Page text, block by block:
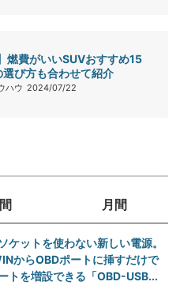
燃費がいいSUVおすすめ15
選び方も合わせて紹介
ハウ 2024/07/22
月間
ケットを使わない新しい電源。
からOBDポートに挿すだけで
トを増設できる「OBD-USB...